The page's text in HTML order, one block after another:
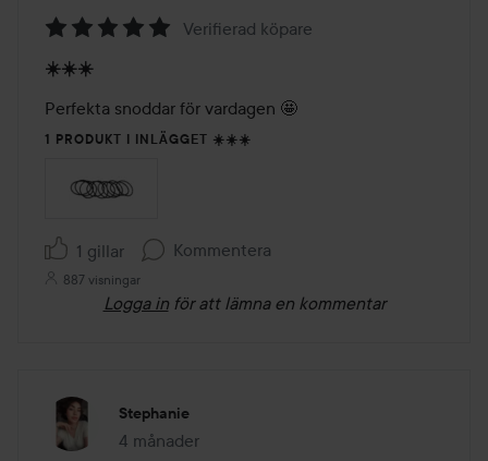
5
av
5
Verifierad köpare
☀️☀️☀️
Perfekta snoddar för vardagen 🤩
1 PRODUKT I INLÄGGET ☀️☀️☀️
1 gillar Kommentera
887 visningar
Logga in för att lämna en kommentar
Stephanie
4 månader
Inlägget skapades 4 månader